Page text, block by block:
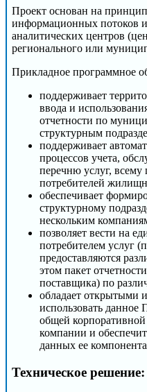
Проект основан на
информационных потоков и
аналитических центров
регионального или
Прикладное программное
поддерживает
ввода и
отчетности по
структурным
поддерживает
процессов учета,
перечню услуг, всему
потребителей
обеспечивает
структурному
нескольким
позволяет вести на
потребителем услуг
предоставляются
этом пакет
поставщика) по
обладает открытыми
использовать данное
общей
компании и
данных ее
Техническое решение: